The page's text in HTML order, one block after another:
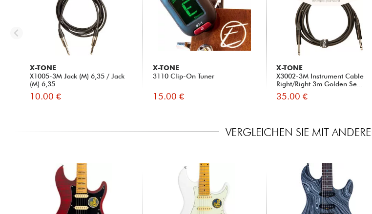
X-TONE
X1005-3M Jack (M) 6,35 / Jack
(M) 6,35
10.00 €
X-TONE
3110 Clip-On Tuner
15.00 €
X-TONE
X3002-3M Instrument Cable
Right/Right 3m Golden Se...
35.00 €
VERGLEICHEN SIE MIT